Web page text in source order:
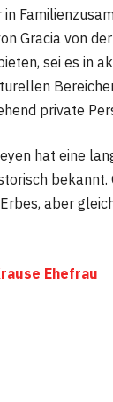
Gracia von
sei es in
private
hat eine
bekannt.
aber
Ehefrau